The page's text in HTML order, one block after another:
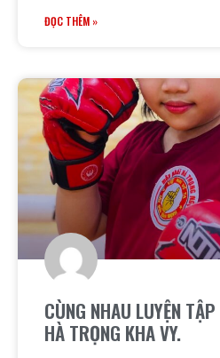
ĐỌC THÊM »
CÙNG NHAU LUYỆN
HÀ TRỌNG KHA VY.